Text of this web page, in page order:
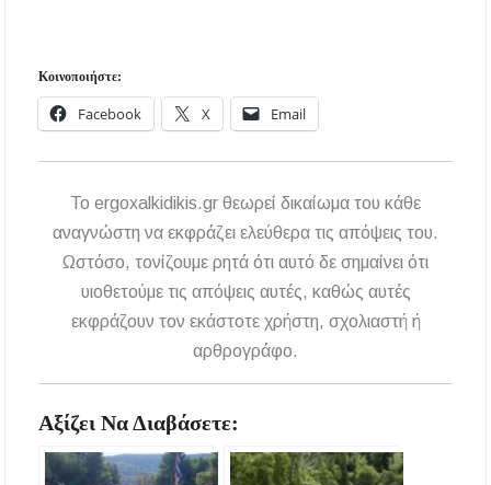
Κοινοποιήστε:
Facebook X Email
To ergoxalkidikis.gr θεωρεί δικαίωμα του κάθε
αναγνώστη να εκφράζει ελεύθερα τις απόψεις του.
Ωστόσο, τονίζουμε ρητά ότι αυτό δε σημαίνει ότι
υιοθετούμε τις απόψεις αυτές, καθώς αυτές
εκφράζουν τον εκάστοτε χρήστη, σχολιαστή ή
αρθρογράφο.
Αξίζει Να Διαβάσετε: